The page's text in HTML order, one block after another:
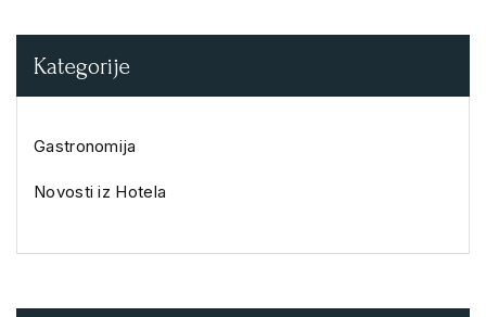
Kategorije
Gastronomija
Novosti iz Hotela